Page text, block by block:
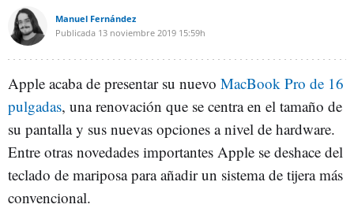
Manuel Fernández
Publicada 13 noviembre 2019 15:59h
Apple acaba de presentar su nuevo MacBook Pro de 16
pulgadas, una renovación que se centra en el tamaño de
su pantalla y sus nuevas opciones a nivel de hardware.
Entre otras novedades importantes Apple se deshace del
teclado de mariposa para añadir un sistema de tijera más
convencional.